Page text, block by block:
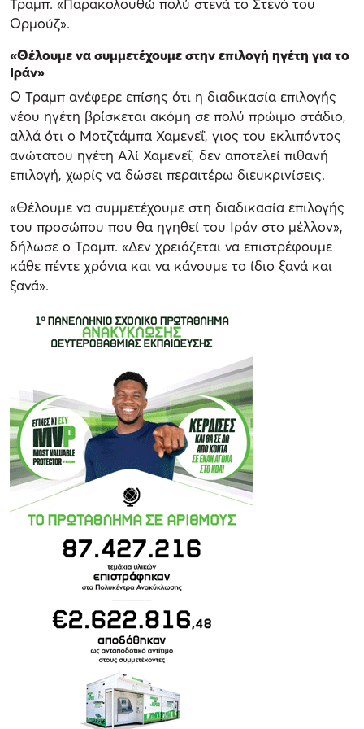
Τραμπ. «Παρακολουθώ πολύ στενά το Στενό του
Ορμούζ».
«Θέλουμε να συμμετέχουμε στην επιλογή ηγέτη για το
Ιράν»
Ο Τραμπ ανέφερε επίσης ότι η διαδικασία επιλογής
νέου ηγέτη βρίσκεται ακόμη σε πολύ πρώιμο στάδιο,
αλλά ότι ο Μοτζτάμπα Χαμενεΐ, γιος του εκλιπόντος
ανώτατου ηγέτη Αλί Χαμενεΐ, δεν αποτελεί πιθανή
επιλογή, χωρίς να δώσει περαιτέρω διευκρινίσεις.
«Θέλουμε να συμμετέχουμε στη διαδικασία επιλογής
του προσώπου που θα ηγηθεί του Ιράν στο μέλλον»,
δήλωσε ο Τραμπ. «Δεν χρειάζεται να επιστρέφουμε
κάθε πέντε χρόνια και να κάνουμε το ίδιο ξανά και
ξανά».